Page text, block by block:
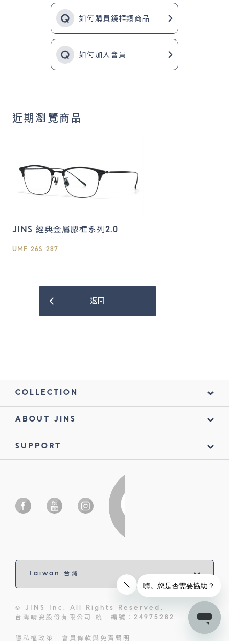
如何購買鏡框類商品
如何加入會員
近期瀏覽商品
JINS 經典金屬膠框系列2.0
UMF-26S-287
返回
COLLECTION
ABOUT JINS
SUPPORT
© JINS Inc. All Rights Reserved.
台灣睛姿股份有限公司 統一編號：24975282
隱私權政策 會員條款與免責聲明